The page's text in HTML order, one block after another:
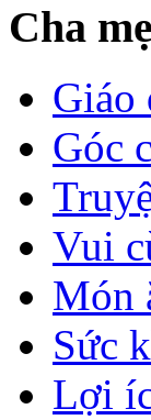
Cha
Giáo
Góc
Vui
Món
Sức
Lợi